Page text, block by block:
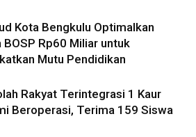
Kota Bengkulu Optimalkan
BOSP Rp60 Miliar untuk
Mutu Pendidikan
Rakyat Terintegrasi 1 Kaur
Beroperasi, Terima 159 Siswa